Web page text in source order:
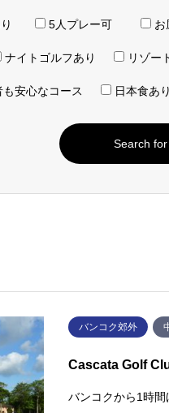
5人プレー可 お
ナイトゴルフあり リゾー
も安心なコース 日本食あり
バンコク郊外
Cascata Golf
バンコクから1時